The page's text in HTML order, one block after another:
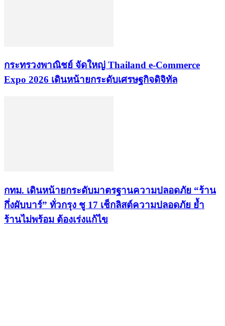
กระทรวงพาณิชย์ จัดใหญ่ Thailand e-Commerce
Expo 2026 เดินหน้ายกระดับเศรษฐกิจดิจิทัล
กทม. เดินหน้ายกระดับมาตรฐานความปลอดภัย “ร้าน
กึ่งผับบาร์” ทั่วกรุง ชู 17 เช็กลิสต์ความปลอดภัย ย้ำ
ร้านไม่พร้อม ต้องเร่งแก้ไข